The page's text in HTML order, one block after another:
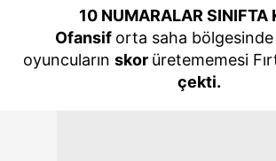
10 NUMARALAR SINIFTA
Ofansif orta saha
oyuncuların skor üretememesi
çekti.